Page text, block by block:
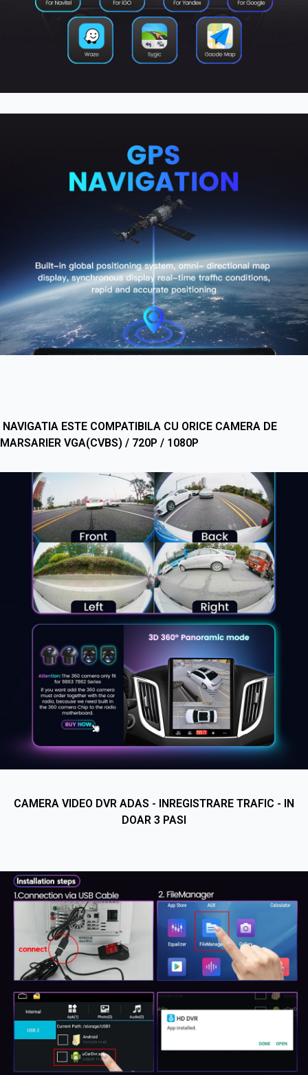
NAVIGATIA ESTE COMPATIBILA CU ORICE CAMERA DE
MARSARIER VGA(CVBS) / 720P / 1080P
CAMERA VIDEO DVR ADAS - INREGISTRARE TRAFIC - IN
DOAR 3 PASI